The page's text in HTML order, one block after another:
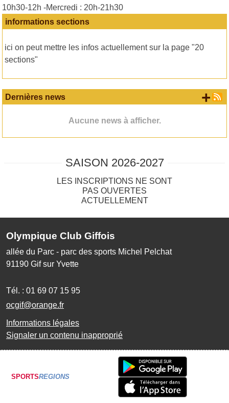
10h30-12h -Mercredi : 20h-21h30
informations sections
ici on peut mettre les infos actuellement sur la page "20
sections"
Dernières news
Aucune news à afficher.
+
SAISON 2026-2027
LES INSCRIPTIONS NE SONT
PAS OUVERTES
ACTUELLEMENT
Olympique Club Giffois
allée du Parc - parc des sports Michel Pelchat
91190 Gif sur Yvette
Tél. : 01 69 07 15 95
ocgif@orange.fr
Informations légales
Signaler un contenu inapproprié
SPORTSREGIONS